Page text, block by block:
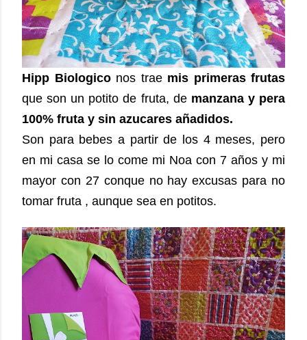
Hipp Biologiconos trae mis primeras frutas
que son un potito de fruta, de manzana y pera
100% fruta y sin azucares añadidos.
Son para bebes a partir de los 4 meses, pero
en mi casa se lo come mi Noa con 7 años y mi
mayor con 27 conque no hay excusas para no
tomar fruta , aunque sea en potitos.